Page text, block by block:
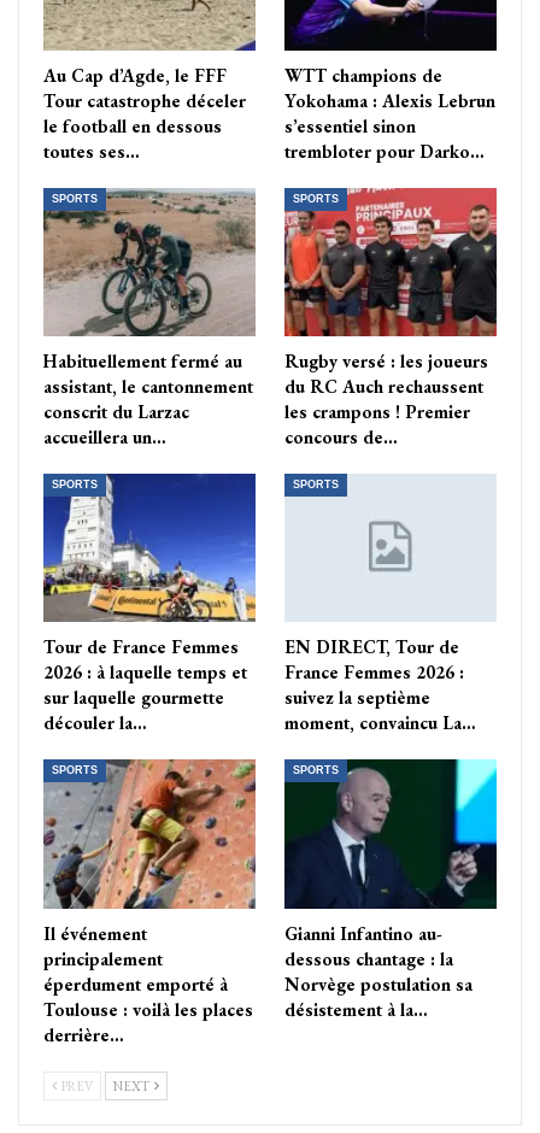
Au Cap d’Agde, le FFF
Tour catastrophe déceler
le football en dessous
toutes ses…
WTT champions de
Yokohama : Alexis Lebrun
s’essentiel sinon
trembloter pour Darko…
SPORTS
Habituellement fermé au
assistant, le cantonnement
conscrit du Larzac
accueillera un…
SPORTS
Rugby versé : les joueurs
du RC Auch rechaussent
les crampons ! Premier
concours de…
SPORTS
Tour de France Femmes
2026 : à laquelle temps et
sur laquelle gourmette
découler la…
SPORTS
EN DIRECT, Tour de
France Femmes 2026 :
suivez la septième
moment, convaincu La…
SPORTS
Il événement
principalement
éperdument emporté à
Toulouse : voilà les places
derrière…
SPORTS
Gianni Infantino au-
dessous chantage : la
Norvège postulation sa
désistement à la…
PREV NEXT